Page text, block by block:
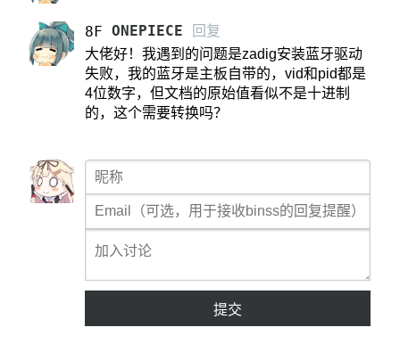
8F ONEPIECE 回复
大佬好！我遇到的问题是zadig安装蓝牙驱动
失败，我的蓝牙是主板自带的，vid和pid都是
4位数字，但文档的原始值看似不是十进制
的，这个需要转换吗？
提交